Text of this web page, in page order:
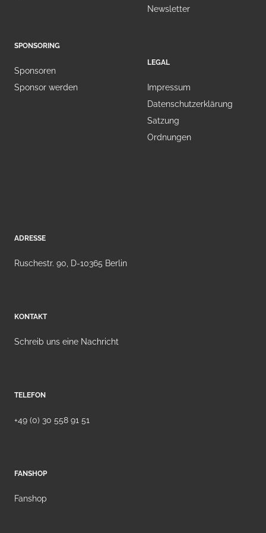
SPONSORING
Sponsoren
Sponsor werden
Newsletter
LEGAL
Impressum
Datenschutzerklärung
Satzung
Ordnungen
ADRESSE
Ruschestr. 90, D-10365 Berlin
KONTAKT
Schreib uns eine Nachricht
TELEFON
+49 (0) 30 558 91 51
FANSHOP
Fanshop